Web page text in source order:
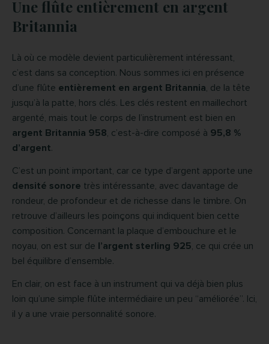
Une flûte entièrement en argent
Britannia
Là où ce modèle devient particulièrement intéressant,
c’est dans sa conception. Nous sommes ici en présence
d’une flûte entièrement en argent Britannia, de la tête
jusqu’à la patte, hors clés. Les clés restent en maillechort
argenté, mais tout le corps de l’instrument est bien en
argent Britannia 958, c’est-à-dire composé à 95,8 %
d’argent.
C’est un point important, car ce type d’argent apporte une
densité sonore très intéressante, avec davantage de
rondeur, de profondeur et de richesse dans le timbre. On
retrouve d’ailleurs les poinçons qui indiquent bien cette
composition. Concernant la plaque d’embouchure et le
noyau, on est sur de l’argent sterling 925, ce qui crée un
bel équilibre d’ensemble.
En clair, on est face à un instrument qui va déjà bien plus
loin qu’une simple flûte intermédiaire un peu “améliorée”. Ici,
il y a une vraie personnalité sonore.